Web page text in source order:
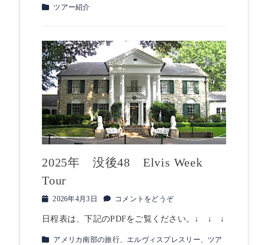
カ
リ
ー
ツアー紹介
2025年 没後48 Elvis Week
Tour
投
日
2026年4月3日 コメントをどうぞ
日程表は、下記のPDFをご覧ください。↓ ↓ ↓
カ アメリカ南部の旅行、 エルヴィスプレスリー、 ツア